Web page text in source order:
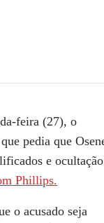
CNN
feira (27), o
pedia que
e ocultação
Phillips.
o acusado seja